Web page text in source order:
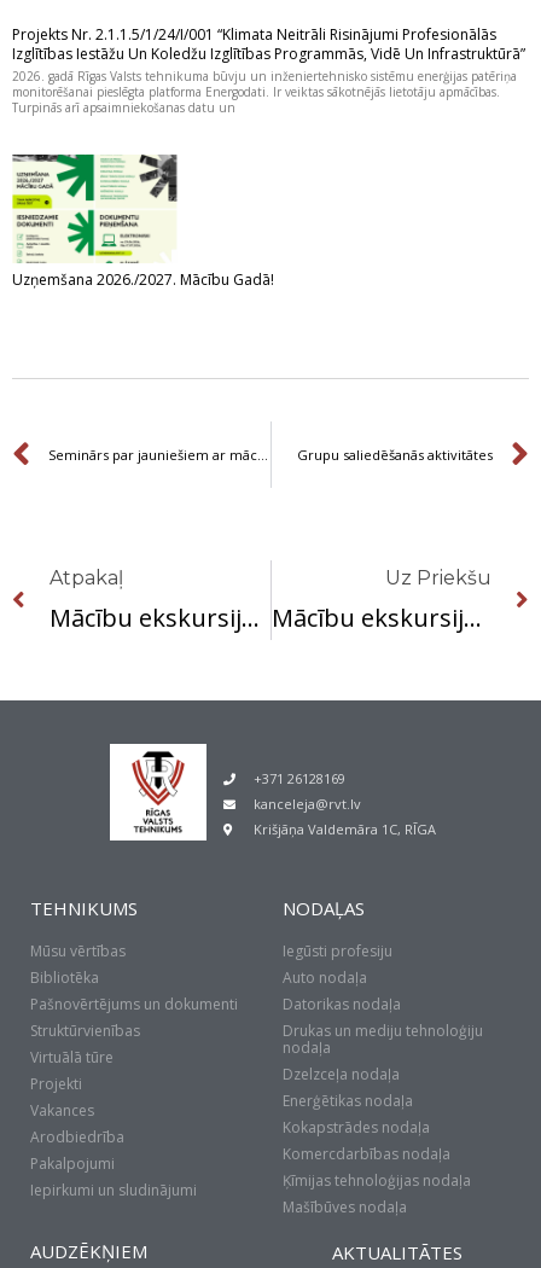
Projekts Nr. 2.1.1.5/1/24/I/001 “Klimata Neitrāli Risinājumi Profesionālās
Izglītības Iestāžu Un Koledžu Izglītības Programmās, Vidē Un Infrastruktūrā”
2026. gadā Rīgas Valsts tehnikuma būvju un inženiertehnisko sistēmu enerģijas patēriņa
monitorēšanai pieslēgta platforma Energodati. Ir veiktas sākotnējās lietotāju apmācības.
Turpinās arī apsaimniekošanas datu un
Uzņemšana 2026./2027. Mācību Gadā!
Prev Grupu saliedēšanās aktivitātes
Atpakaļ
Mācību ekskursija “LIDL” loģistikas centrā
Uz Priekšu
Mācību ekskursija uzņēmumā “DHL Home – Global Logistics and International Shipping”
+371 26128169
kanceleja@rvt.lv
Krišjāņa Valdemāra 1C, RĪGA
TEHNIKUMS
Mūsu vērtības
Bibliotēka
Pašnovērtējums un dokumenti
Struktūrvienības
Virtuālā tūre
Projekti
Vakances
Arodbiedrība
Pakalpojumi
Iepirkumi un sludinājumi
NODAĻAS
Iegūsti profesiju
Auto nodaļa
Datorikas nodaļa
Drukas un mediju tehnoloģiju
nodaļa
Dzelzceļa nodaļa
Enerģētikas nodaļa
Kokapstrādes nodaļa
Komercdarbības nodaļa
Ķīmijas tehnoloģijas nodaļa
Mašībūves nodaļa
AUDZĒKŅIEM AKTUALITĀTES